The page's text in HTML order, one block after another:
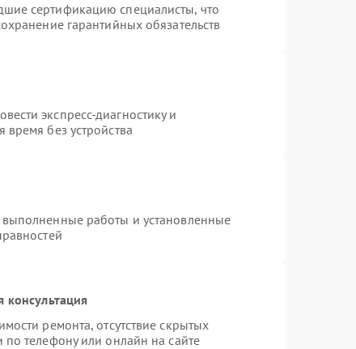
сертификацию специалисты, что
гарантийных обязательств
экспресс-диагностику и
без устройства
выполненные работы и установленные
консультация
ремонта, отсутствие скрытых
по телефону или онлайн на сайте